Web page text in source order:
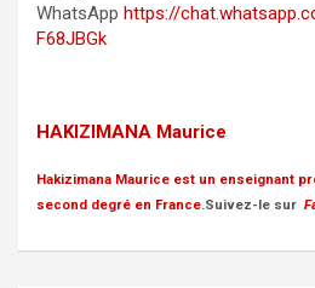
WhatsApp https://
F68JBGk
HAKIZIMANA Maurice
Hakizimana Maurice est un enseignant
second degré en France.Suivez-le sur